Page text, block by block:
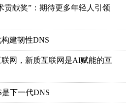
贡献奖”：期待更多年轻人引领
建韧性DNS
网，新质互联网是AI赋能的互
下一代DNS